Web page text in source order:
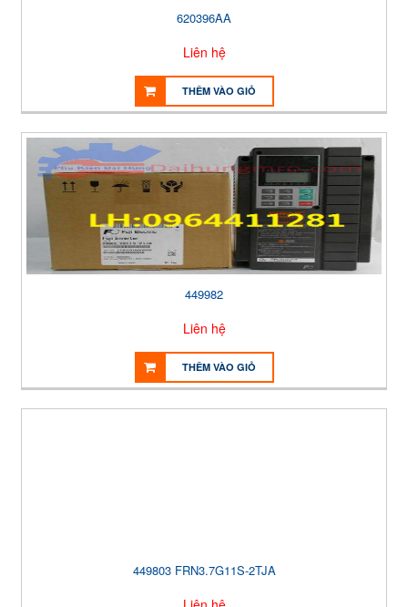
620396AA
Liên hệ
THÊM VÀO GIỎ
449982
Liên hệ
THÊM VÀO GIỎ
449803 FRN3.7G11S-2TJA